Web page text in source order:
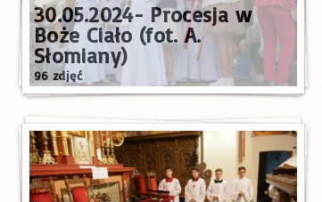
30.05.2024- Procesja w
Boże Ciało (fot. A.
Słomiany)
96 zdjęć